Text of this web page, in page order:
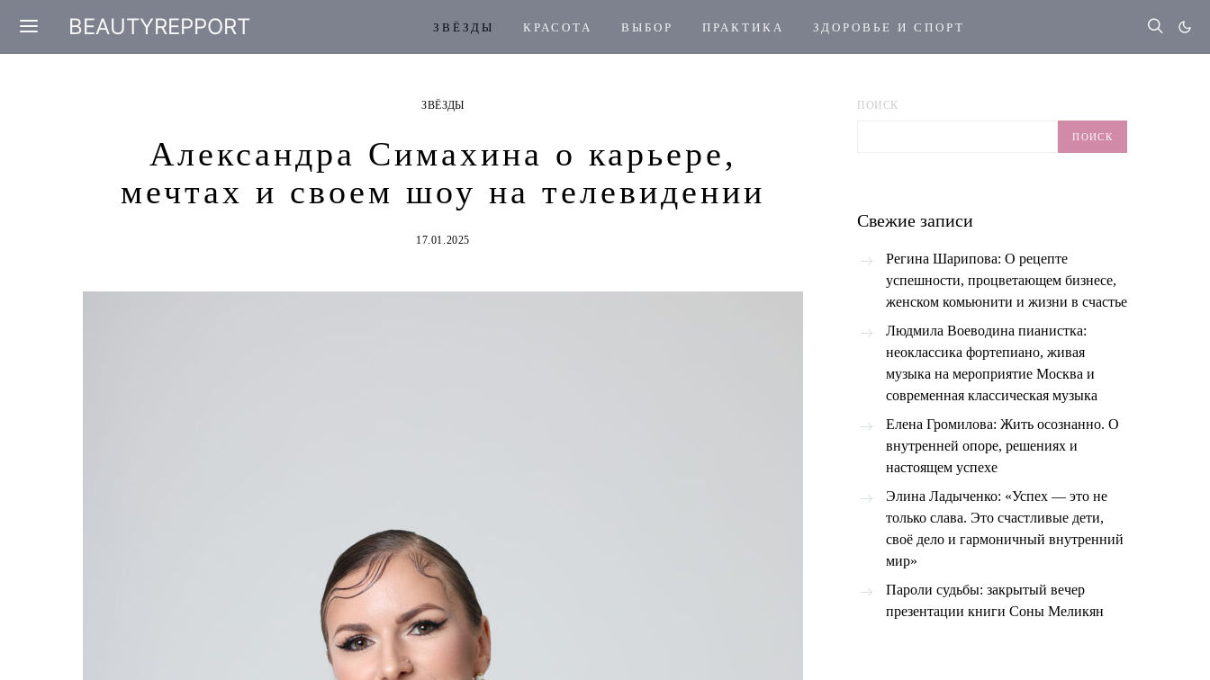
BEAUTYREPPORT ЗВЁЗДЫ КРАСОТА ВЫБОР ПРАКТИКА ЗДОРОВЬЕ И СПОРТ
ЗВЁЗДЫ
Александра Симахина о карьере,
мечтах и своем шоу на телевидении
17.01.2025
ПОИСК
ПОИСК
Свежие записи
Регина Шарипова: О рецепте
успешности, процветающем бизнесе,
женском комьюнити и жизни в счастье
Людмила Воеводина пианистка:
неоклассика фортепиано, живая
музыка на мероприятие Москва и
современная классическая музыка
Елена Громилова: Жить осознанно. О
внутренней опоре, решениях и
настоящем успехе
Элина Ладыченко: «Успех — это не
только слава. Это счастливые дети,
своё дело и гармоничный внутренний
мир»
Пароли судьбы: закрытый вечер
презентации книги Соны Меликян